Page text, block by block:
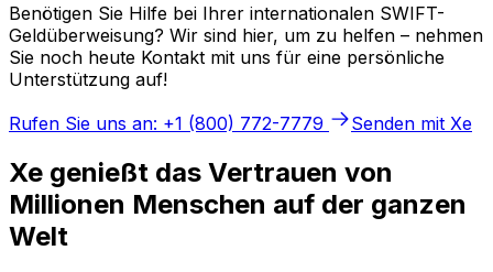
Benötigen Sie Hilfe bei Ihrer internationalen SWIFT-
Geldüberweisung? Wir sind hier, um zu helfen – nehmen
Sie noch heute Kontakt mit uns für eine persönliche
Unterstützung auf!
Rufen Sie uns an: +1 (800) 772-7779
Senden mit Xe
Xe genießt das Vertrauen von
Millionen Menschen auf der ganzen
Welt